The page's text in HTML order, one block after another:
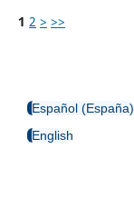
1 2 > >>
Español (España)
English